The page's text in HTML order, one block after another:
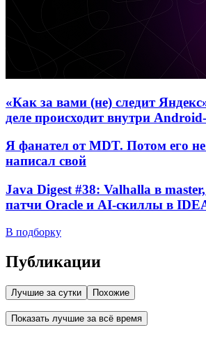
«Как за вами (не) следит
деле происходит внутри
Я фанател от MDT. Потом его
написал свой
Java Digest #38: Valhalla в
патчи Oracle и AI-скиллы в
В подборку
Публикации
Лучшие за сутки Похожие
Показать лучшие за всё время